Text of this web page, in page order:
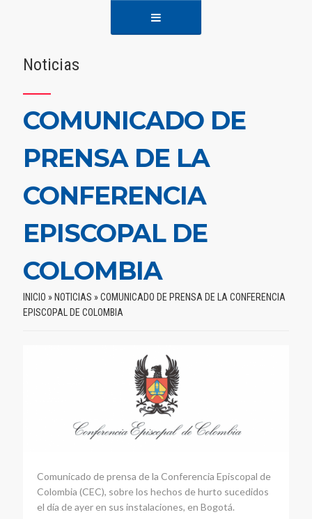
Noticias
COMUNICADO DE
PRENSA DE LA
CONFERENCIA
EPISCOPAL DE
COLOMBIA
INICIO » NOTICIAS »COMUNICADO DE PRENSA DE LA CONFERENCIA
EPISCOPAL DE COLOMBIA
Comunicado de prensa de la Conferencia Episcopal de
Colombia (CEC), sobre los hechos de hurto sucedidos
el día de ayer en sus instalaciones, en Bogotá.